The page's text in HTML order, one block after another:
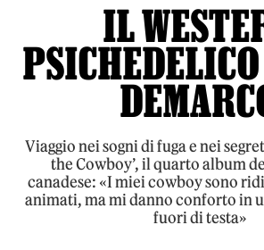
IL
Viaggio nei sogni di fuga e nei
the Cowboy’, il quarto album
canadese: «I miei cowboy sono
animati, ma mi danno conforto in
fuori di testa»